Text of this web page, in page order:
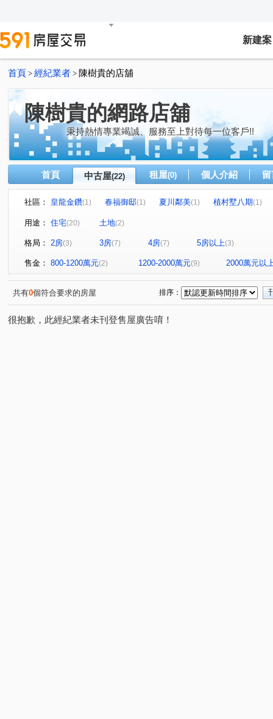
新建案
首頁 > 經紀業者 > 陳樹貴的店舖
陳樹貴的網路店舖
秉持熱情專業竭誠、服務至上對待每一位客戶!!
首頁 中古屋(22) 租屋(0) 個人介紹
社區： 皇龍金鑽(1) 春福御邸(1) 夏川鄰美(1) 植村墅八期(1)
星光水悅大樓 (1)
永華八街 大灣路 湖美一街 永續十街
健康三街(1) 怡安路一段(1) 崇聖路一段 海佃路二段
湖美街(1) 新孝路(1) 復國一路(1) 崇明路(1)
海安路
國平南路(1)
用途： 住宅(20) 土地(2)
格局： 2房(3) 3房(7) 4房(7) 5房以上(3)
售金： 800-1200萬元(2) 1200-2000萬元(9) 2000萬元以
共有0個符合要求的房屋 排序：
很抱歉，此經紀業者未刊登售屋廣告唷！